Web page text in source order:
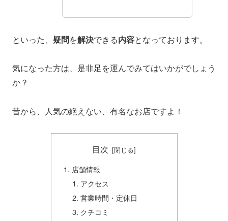
といった、 疑問を解決できる内容となっております。
気になった方は、是非足を運んでみてはいかがでしょう
か？
昔から、人気の絶えない、有名なお店ですよ！
目次
店舗情報
アクセス
営業時間・定休日
クチコミ